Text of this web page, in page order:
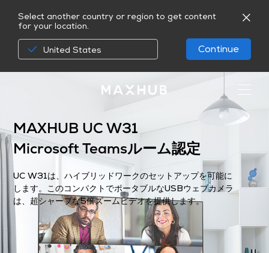
Select another country or region to get content
for your location.
United States Continue
MAXHUB UC W31
Microsoft Teamsルーム認定
UC W31は、ハイブリッドワークのセットアップを可能に
します。このコンパクトでポータブルなUSBウェブカメラ
は、超シャープな5倍ズームビデオを提供します。